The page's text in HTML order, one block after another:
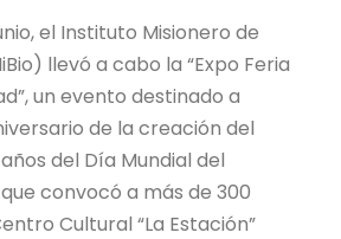
el Instituto Misionero de
llevó a cabo la “Expo Feria
un evento destinado a
de la creación del
del Día Mundial del
convocó a más de 300
Cultural “La Estación”